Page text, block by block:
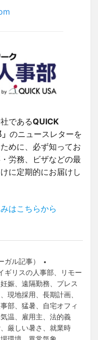
であるQUICK
のニュースレターを
めに、必ず知ってお
労務、ビザなどの最
に定期的にお届けし
はこちらから
ル記事）
ギリスの人事部、
リモー
妊娠、 遠隔勤務、 プレス
、 現地採用、 長期計画、
部、 猛暑、
自宅オフィ
温、 雇用主、 法的義
、 厳しい暑さ 、 就業時